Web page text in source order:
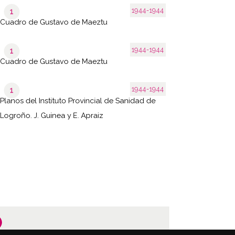
1944-1944
1
Cuadro de Gustavo de Maeztu
1944-1944
1
Cuadro de Gustavo de Maeztu
1944-1944
1
Planos del Instituto Provincial de Sanidad de
Logroño. J. Guinea y E. Apraiz